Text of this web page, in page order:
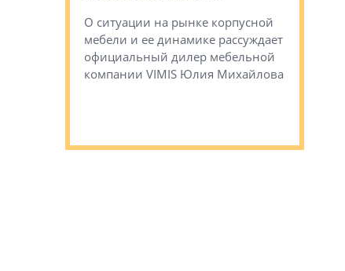
О ситуации на рынке корпусной
мебели и ее динамике рассуждает
официальный дилер мебельной
компании VIMIS Юлия Михайлова